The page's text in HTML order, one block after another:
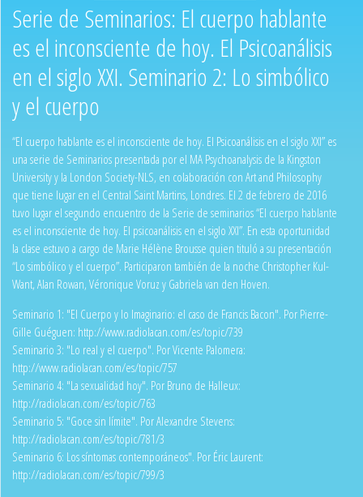
Serie de Seminarios: El cuerpo hablante
es el inconsciente de hoy. El Psicoanálisis
en el siglo XXI. Seminario 2: Lo simbólico
y el cuerpo
“El cuerpo hablante es el inconsciente de hoy. El Psicoanálisis en el siglo XXI” es
una serie de Seminarios presentada por el MA Psychoanalysis de la Kingston
University y la London Society-NLS, en colaboración con Art and Philosophy
que tiene lugar en el Central Saint Martins, Londres. El 2 de febrero de 2016
tuvo lugar el segundo encuentro de la Serie de seminarios “El cuerpo hablante
es el inconsciente de hoy. El psicoanálisis en el siglo XXI”. En esta oportunidad
la clase estuvo a cargo de Marie Hélène Brousse quien tituló a su presentación
“Lo simbólico y el cuerpo”. Participaron también de la noche Christopher Kul-
Want, Alan Rowan, Véronique Voruz y Gabriela van den Hoven.
Seminario 1: "El Cuerpo y lo Imaginario: el caso de Francis Bacon". Por Pierre-
Gille Guéguen: http://www.radiolacan.com/es/topic/739
Seminario 3: "Lo real y el cuerpo". Por Vicente Palomera:
http://www.radiolacan.com/es/topic/757
Seminario 4: "La sexualidad hoy". Por Bruno de Halleux:
http://radiolacan.com/es/topic/763
Seminario 5: "Goce sin límite". Por Alexandre Stevens:
http://radiolacan.com/es/topic/781/3
Seminario 6: Los síntomas contemporáneos". Por Éric Laurent:
http://radiolacan.com/es/topic/799/3